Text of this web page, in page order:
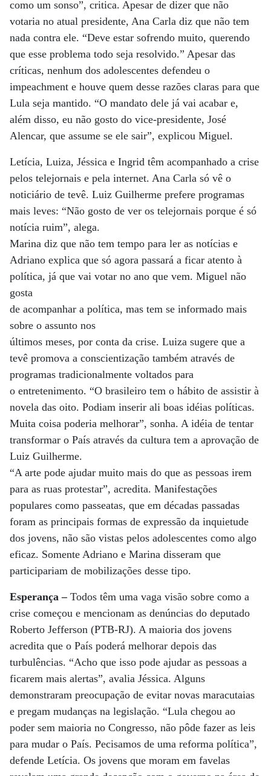
como um sonso”, critica. Apesar de dizer que não
votaria no atual presidente, Ana Carla diz que não tem
nada contra ele. “Deve estar sofrendo muito, querendo
que esse problema todo seja resolvido.” Apesar das
críticas, nenhum dos adolescentes defendeu o
impeachment e houve quem desse razões claras para que
Lula seja mantido. “O mandato dele já vai acabar e,
além disso, eu não gosto do vice-presidente, José
Alencar, que assume se ele sair”, explicou Miguel.
Letícia, Luiza, Jéssica e Ingrid têm acompanhado a crise
pelos telejornais e pela internet. Ana Carla só vê o
noticiário de tevê. Luiz Guilherme prefere programas
mais leves: “Não gosto de ver os telejornais porque é só
notícia ruim”, alega.
Marina diz que não tem tempo para ler as notícias e
Adriano explica que só agora passará a ficar atento à
política, já que vai votar no ano que vem. Miguel não
gosta
de acompanhar a política, mas tem se informado mais
sobre o assunto nos
últimos meses, por conta da crise. Luiza sugere que a
tevê promova a conscientização também através de
programas tradicionalmente voltados para
o entretenimento. “O brasileiro tem o hábito de assistir à
novela das oito. Podiam inserir ali boas idéias políticas.
Muita coisa poderia melhorar”, sonha. A idéia de tentar
transformar o País através da cultura tem a aprovação de
Luiz Guilherme.
“A arte pode ajudar muito mais do que as pessoas irem
para as ruas protestar”, acredita. Manifestações
populares como passeatas, que em décadas passadas
foram as principais formas de expressão da inquietude
dos jovens, não são vistas pelos adolescentes como algo
eficaz. Somente Adriano e Marina disseram que
participariam de mobilizações desse tipo.
Esperança –Todos têm uma vaga visão sobre como a
crise começou e mencionam as denúncias do deputado
Roberto Jefferson (PTB-RJ). A maioria dos jovens
acredita que o País poderá melhorar depois das
turbulências. “Acho que isso pode ajudar as pessoas a
ficarem mais alertas”, avalia Jéssica. Alguns
demonstraram preocupação de evitar novas maracutaias
e pregam mudanças na legislação. “Lula chegou ao
poder sem maioria no Congresso, não pôde fazer as leis
para mudar o País. Pecisamos de uma reforma política”,
defende Letícia. Os jovens que moram em favelas